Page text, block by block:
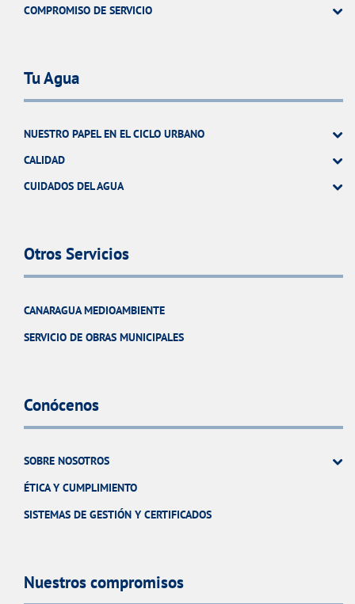
COMPROMISO DE SERVICIO
Tu Agua
NUESTRO PAPEL EN EL CICLO URBANO
CALIDAD
CUIDADOS DEL AGUA
Otros Servicios
CANARAGUA MEDIOAMBIENTE
SERVICIO DE OBRAS MUNICIPALES
Conócenos
SOBRE NOSOTROS
ÉTICA Y CUMPLIMIENTO
SISTEMAS DE GESTIÓN Y CERTIFICADOS
Nuestros compromisos